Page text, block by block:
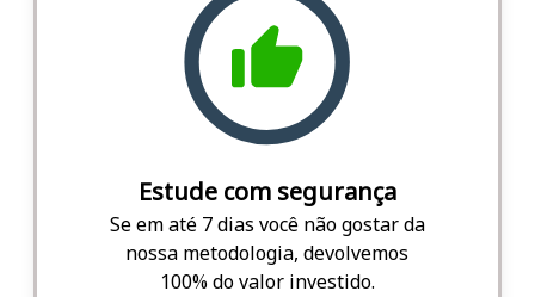
Estude com segurança
Se em até 7 dias você não gostar da
nossa metodologia, devolvemos
100% do valor investido.